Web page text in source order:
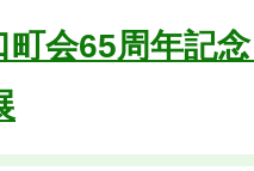
町会65周年記